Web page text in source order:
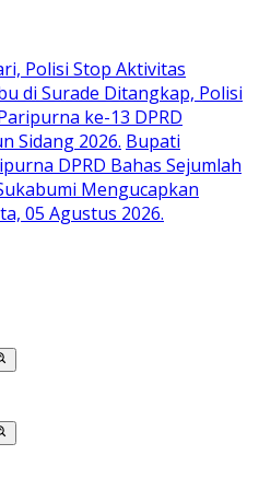
Polisi Stop Aktivitas
di Surade Ditangkap, Polisi
ke-13 DPRD
Sidang 2026. Bupati
DPRD Bahas Sejumlah
Mengucapkan
05 Agustus 2026.